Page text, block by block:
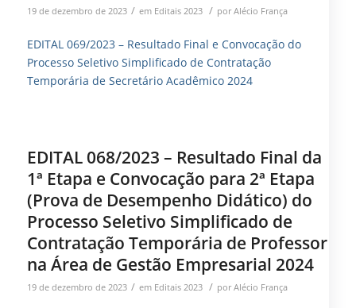
19 de dezembro de 2023 / em Editais 2023 / porAlécio França
EDITAL 069/2023 – Resultado Final e Convocação do
Processo Seletivo Simplificado de Contratação
Temporária de Secretário Acadêmico 2024
EDITAL 068/2023 – Resultado Final da
1ª Etapa e Convocação para 2ª Etapa
(Prova de Desempenho Didático) do
Processo Seletivo Simplificado de
Contratação Temporária de Professor
na Área de Gestão Empresarial 2024
19 de dezembro de 2023 / em Editais 2023 / porAlécio França